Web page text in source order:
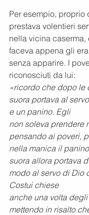
Per esempio, proprio
prestava volentieri
nella vicina caserma,
faceva appena gli
senza apparire. I
riconosciuti da lui:
«ricordo che dopo le
suora portava al
e un panino. Egli
non soleva prendere
pensando ai poveri,
nella manica il
suora allora portava
modo al servo di Dio
Costui chiese
anche una volta
mettendo in risalto